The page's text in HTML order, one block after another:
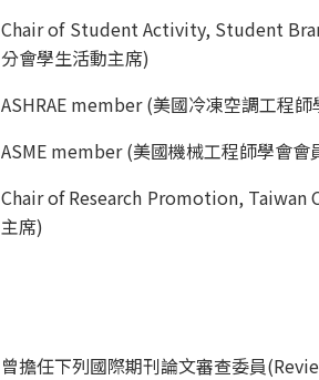
Chair of Student Activity, Student
分會學生活動主席)
ASHRAE member (美國冷凍空調工程師
ASME member (美國機械工程師學會會
Chair of Research Promotion, Taiwan
主席)
曾擔任下列國際期刊論文審查委員